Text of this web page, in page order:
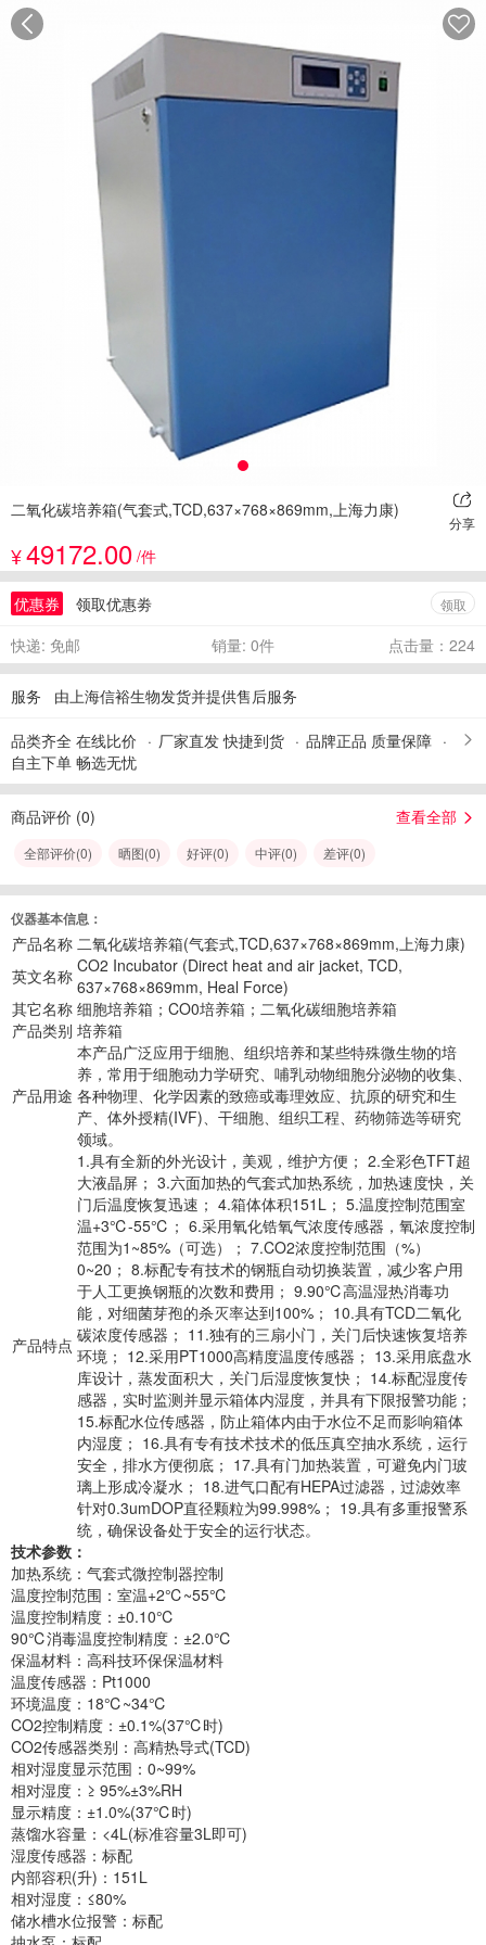
二氧化碳培养箱(气套式,TCD,637×768×869mm,上海力康)
分享
¥49172.00 /件
优惠券 领取优惠劵 领取
快递: 免邮 销量: 0件 点击量：224
服务 由上海信裕生物发货并提供售后服务
品类齐全 在线比价 厂家直发 快捷到货
品牌正品 质量保障
自主下单 畅选无忧
商品评价 (0) 查看全部
全部评价(0) 晒图(0) 好评(0) 中评(0) 差评(0)
仪器基本信息：
产品名称 二氧化碳培养箱(气套式,TCD,637×768×869mm,上海力康)
英文名称 CO2 Incubator (Direct heat and air jacket, TCD,
637×768×869mm, Heal Force)
其它名称 细胞培养箱；CO0培养箱；二氧化碳细胞培养箱
产品类别 培养箱
产品用途
本产品广泛应用于细胞、组织培养和某些特殊微生物的培
养，常用于细胞动力学研究、哺乳动物细胞分泌物的收集、
各种物理、化学因素的致癌或毒理效应、抗原的研究和生
产、体外授精(IVF)、干细胞、组织工程、药物筛选等研究
领域。
产品特点
1.具有全新的外光设计，美观，维护方便； 2.全彩色TFT超
大液晶屏； 3.六面加热的气套式加热系统，加热速度快，关
门后温度恢复迅速； 4.箱体体积151L； 5.温度控制范围室
温+3℃-55℃； 6.采用氧化锆氧气浓度传感器，氧浓度控制
范围为1~85%（可选）； 7.CO2浓度控制范围（%）
0~20； 8.标配专有技术的钢瓶自动切换装置，减少客户用
于人工更换钢瓶的次数和费用； 9.90℃高温湿热消毒功
能，对细菌芽孢的杀灭率达到100%； 10.具有TCD二氧化
碳浓度传感器； 11.独有的三扇小门，关门后快速恢复培养
环境； 12.采用PT1000高精度温度传感器； 13.采用底盘水
库设计，蒸发面积大，关门后湿度恢复快； 14.标配湿度传
感器，实时监测并显示箱体内湿度，并具有下限报警功能；
15.标配水位传感器，防止箱体内由于水位不足而影响箱体
内湿度； 16.具有专有技术技术的低压真空抽水系统，运行
安全，排水方便彻底； 17.具有门加热装置，可避免内门玻
璃上形成冷凝水； 18.进气口配有HEPA过滤器，过滤效率
针对0.3umDOP直径颗粒为99.998%； 19.具有多重报警系
统，确保设备处于安全的运行状态。
技术参数：
加热系统：气套式微控制器控制
温度控制范围：室温+2℃~55℃
温度控制精度：±0.10℃
90℃消毒温度控制精度：±2.0℃
保温材料：高科技环保保温材料
温度传感器：Pt1000
环境温度：18℃~34℃
CO2控制精度：±0.1%(37℃时)
CO2传感器类别：高精热导式(TCD)
相对湿度显示范围：0~99%
相对湿度：≥ 95%±3%RH
显示精度：±1.0%(37℃时)
蒸馏水容量：<4L(标准容量3L即可)
湿度传感器：标配
内部容积(升)：151L
相对湿度：≤80%
储水槽水位报警：标配